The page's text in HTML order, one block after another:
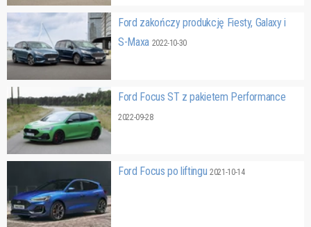
Ford zakończy produkcję Fiesty, Galaxy i
S-Maxa 2022-10-30
Ford Focus ST z pakietem Performance
2022-09-28
Ford Focus po liftingu 2021-10-14